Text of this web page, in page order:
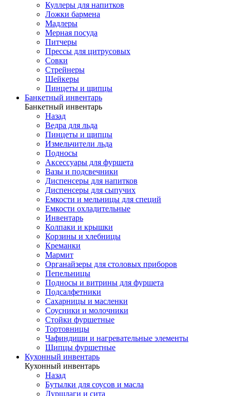
Куллеры для напитков
Ложки бармена
Мадлеры
Мерная посуда
Питчеры
Прессы для цитрусовых
Совки
Стрейнеры
Шейкеры
Пинцеты и щипцы
Банкетный инвентарь
Банкетный инвентарь
Назад
Ведра для льда
Пинцеты и щипцы
Измельчители льда
Подносы
Аксессуары для фуршета
Вазы и подсвечники
Диспенсеры для напитков
Диспенсеры для сыпучих
Емкости и мельницы для специй
Емкости охладительные
Инвентарь
Колпаки и крышки
Корзины и хлебницы
Креманки
Мармит
Органайзеры для столовых приборов
Пепельницы
Подносы и витрины для фуршета
Подсалфетники
Сахарницы и масленки
Соусники и молочники
Стойки фуршетные
Тортовницы
Чафиндиши и нагревательные элементы
Щипцы фуршетные
Кухонный инвентарь
Кухонный инвентарь
Назад
Бутылки для соусов и масла
Дуршлаги и сита